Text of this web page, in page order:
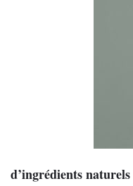
d’ingrédients naturels